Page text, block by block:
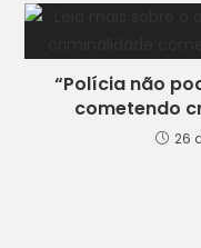
“Polícia não
cometendo
26